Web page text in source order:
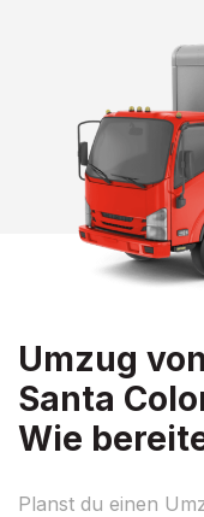
Umzug
Santa
Wie
Planst du einen